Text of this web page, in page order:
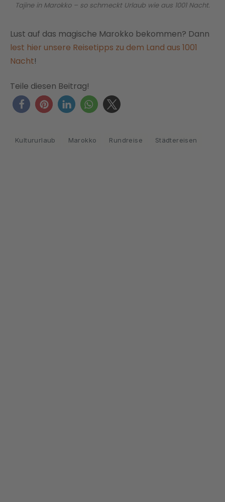
Tajine in Marokko – so schmeckt Urlaub wie aus 1001 Nacht.
Lust auf das magische Marokko bekommen? Dann
lest hier unsere Reisetipps zu dem Land aus 1001
Nacht!
Teile diesen Beitrag!
Kultururlaub Marokko Rundreise Städtereisen